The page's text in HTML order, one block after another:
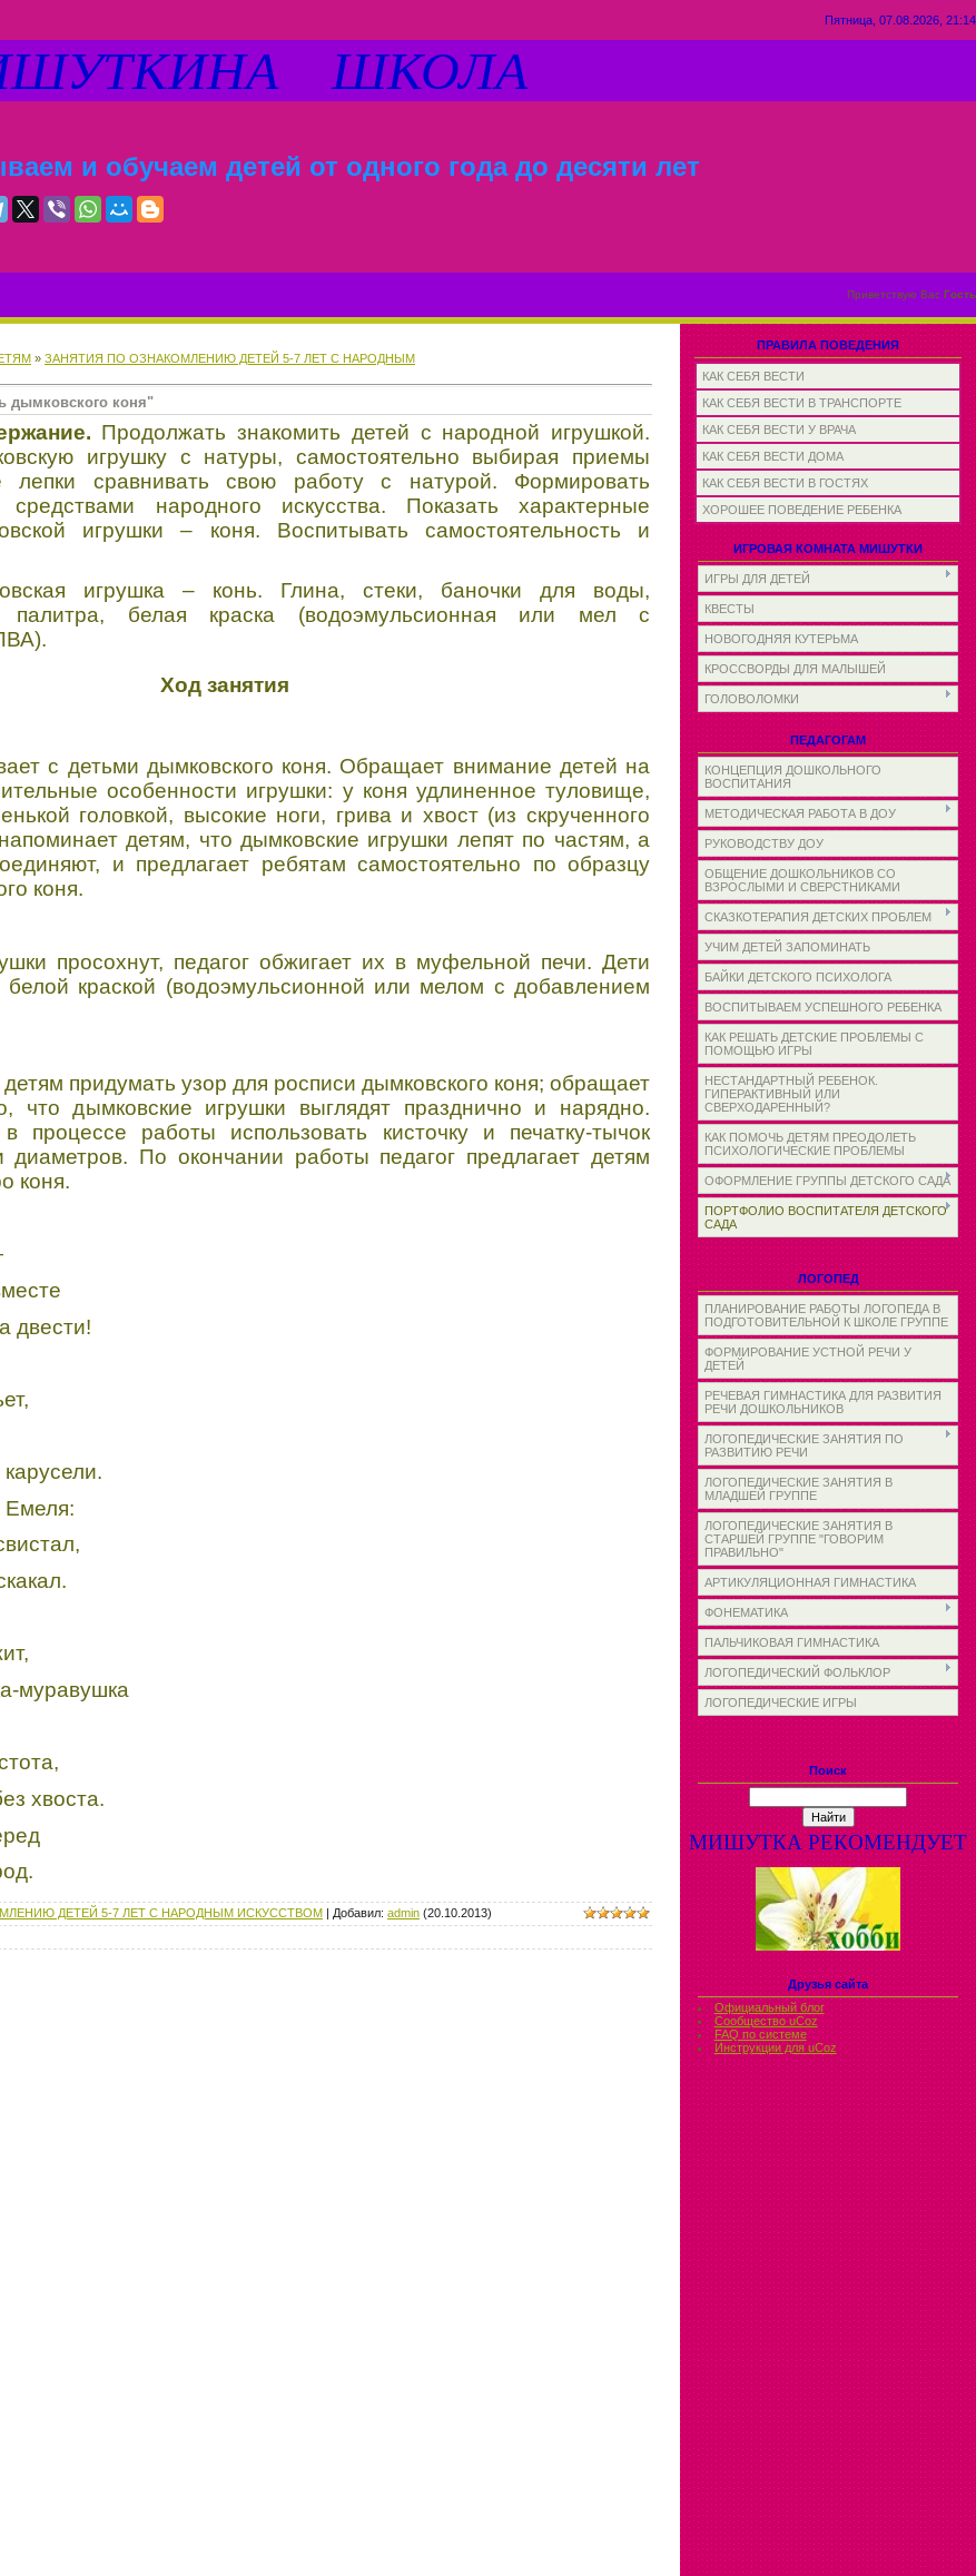
Пятница, 07.08.2026, 21:14
ШКОЛА
и обучаем детей от одного года до десяти лет
Приветствую Вас Гость
» ЗАНЯТИЯ ПО ОЗНАКОМЛЕНИЮ ДЕТЕЙ 5-7 ЛЕТ С НАРОДНЫМ
дымковского коня"
Продолжать знакомить детей с народной игрушкой.
игрушку с натуры, самостоятельно выбирая приемы
лепки сравнивать свою работу с натурой. Формировать
средствами народного искусства. Показать характерные
игрушки – коня. Воспитывать самостоятельность и
игрушка – конь. Глина, стеки, баночки для воды,
палитра, белая краска (водоэмульсионная или мел с
Ход занятия
с детьми дымковского коня. Обращает внимание детей на
особенности игрушки: у коня удлиненное туловище,
головкой, высокие ноги, грива и хвост (из скрученного
детям, что дымковские игрушки лепят по частям, а
и предлагает ребятам самостоятельно по образцу
коня.
просохнут, педагог обжигает их в муфельной печи. Дети
белой краской (водоэмульсионной или мелом с добавлением
детям придумать узор для росписи дымковского коня; обращает
что дымковские игрушки выглядят празднично и нарядно.
процессе работы использовать кисточку и печатку-тычок
По окончании работы педагог предлагает детям
коня.
двести!
Емеля:
муравушка
хвоста.
ДЕТЕЙ 5-7 ЛЕТ С НАРОДНЫМ ИСКУССТВОМ | Добавил: admin (20.10.2013)
ПРАВИЛА ПОВЕДЕНИЯ
КАК СЕБЯ ВЕСТИ
КАК СЕБЯ ВЕСТИ В ТРАНСПОРТЕ
КАК СЕБЯ ВЕСТИ У ВРАЧА
КАК СЕБЯ ВЕСТИ ДОМА
КАК СЕБЯ ВЕСТИ В ГОСТЯХ
ХОРОШЕЕ ПОВЕДЕНИЕ РЕБЕНКА
ИГРОВАЯ КОМНАТА МИШУТКИ
ИГРЫ ДЛЯ ДЕТЕЙ
КВЕСТЫ
НОВОГОДНЯЯ КУТЕРЬМА
КРОССВОРДЫ ДЛЯ МАЛЫШЕЙ
ГОЛОВОЛОМКИ
ПЕДАГОГАМ
КОНЦЕПЦИЯ ДОШКОЛЬНОГО
ВОСПИТАНИЯ
МЕТОДИЧЕСКАЯ РАБОТА В ДОУ
РУКОВОДСТВУ ДОУ
ОБЩЕНИЕ ДОШКОЛЬНИКОВ СО
ВЗРОСЛЫМИ И СВЕРСТНИКАМИ
СКАЗКОТЕРАПИЯ ДЕТСКИХ ПРОБЛЕМ
УЧИМ ДЕТЕЙ ЗАПОМИНАТЬ
БАЙКИ ДЕТСКОГО ПСИХОЛОГА
ВОСПИТЫВАЕМ УСПЕШНОГО РЕБЕНКА
КАК РЕШАТЬ ДЕТСКИЕ ПРОБЛЕМЫ С
ПОМОЩЬЮ ИГРЫ
НЕСТАНДАРТНЫЙ РЕБЕНОК.
ГИПЕРАКТИВНЫЙ ИЛИ
СВЕРХОДАРЕННЫЙ?
КАК ПОМОЧЬ ДЕТЯМ ПРЕОДОЛЕТЬ
ПСИХОЛОГИЧЕСКИЕ ПРОБЛЕМЫ
ОФОРМЛЕНИЕ ГРУППЫ ДЕТСКОГО САДА
ПОРТФОЛИО ВОСПИТАТЕЛЯ ДЕТСКОГО
САДА
ЛОГОПЕД
ПЛАНИРОВАНИЕ РАБОТЫ ЛОГОПЕДА В
ПОДГОТОВИТЕЛЬНОЙ К ШКОЛЕ ГРУППЕ
ФОРМИРОВАНИЕ УСТНОЙ РЕЧИ У
ДЕТЕЙ
РЕЧЕВАЯ ГИМНАСТИКА ДЛЯ РАЗВИТИЯ
РЕЧИ ДОШКОЛЬНИКОВ
ЛОГОПЕДИЧЕСКИЕ ЗАНЯТИЯ ПО
РАЗВИТИЮ РЕЧИ
ЛОГОПЕДИЧЕСКИЕ ЗАНЯТИЯ В
МЛАДШЕЙ ГРУППЕ
ЛОГОПЕДИЧЕСКИЕ ЗАНЯТИЯ В
СТАРШЕЙ ГРУППЕ "ГОВОРИМ
ПРАВИЛЬНО"
АРТИКУЛЯЦИОННАЯ ГИМНАСТИКА
ФОНЕМАТИКА
ПАЛЬЧИКОВАЯ ГИМНАСТИКА
ЛОГОПЕДИЧЕСКИЙ ФОЛЬКЛОР
ЛОГОПЕДИЧЕСКИЕ ИГРЫ
Поиск
МИШУТКА РЕКОМЕНДУЕТ
Друзья сайта
Официальный блог
Сообщество uCoz
FAQ по системе
Инструкции для uCoz